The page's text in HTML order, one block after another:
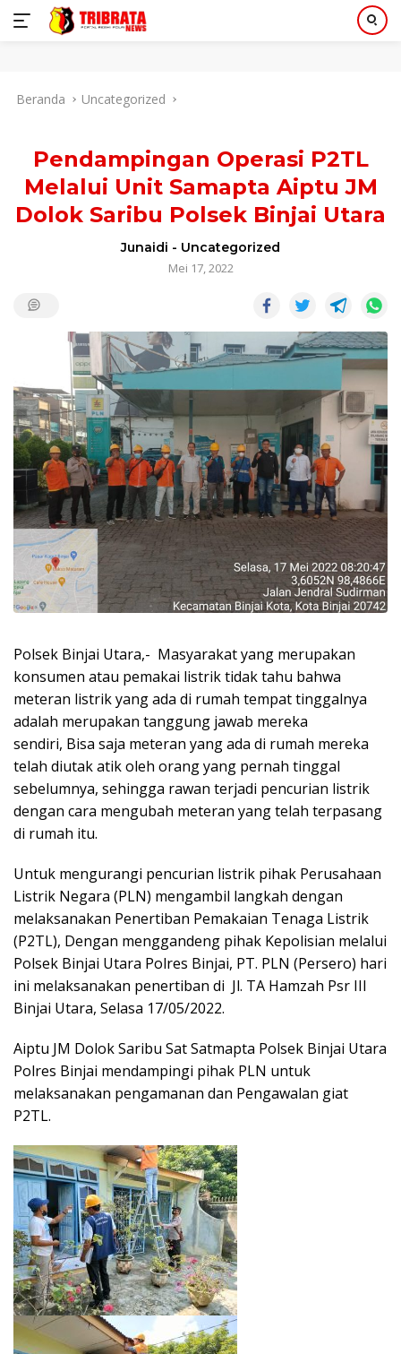
Beranda Uncategorized
Pendampingan Operasi P2TL
Melalui Unit Samapta Aiptu JM
Dolok Saribu Polsek Binjai Utara
Junaidi - Uncategorized
Mei 17, 2022
Polsek Binjai Utara,- Masyarakat yang merupakan
konsumen atau pemakai listrik tidak tahu bahwa
meteran listrik yang ada di rumah tempat tinggalnya
adalah merupakan tanggung jawab mereka
sendiri, Bisa saja meteran yang ada di rumah mereka
telah diutak atik oleh orang yang pernah tinggal
sebelumnya, sehingga rawan terjadi pencurian listrik
dengan cara mengubah meteran yang telah terpasang
di rumah itu.
Untuk mengurangi pencurian listrik pihak Perusahaan
Listrik Negara (PLN) mengambil langkah dengan
melaksanakan Penertiban Pemakaian Tenaga Listrik
(P2TL), Dengan menggandeng pihak Kepolisian melalui
Polsek Binjai Utara Polres Binjai, PT. PLN (Persero) hari
ini melaksanakan penertiban di Jl. TA Hamzah Psr III
Binjai Utara, Selasa 17/05/2022.
Aiptu JM Dolok Saribu Sat Satmapta Polsek Binjai Utara
Polres Binjai mendampingi pihak PLN untuk
melaksanakan pengamanan dan Pengawalan giat
P2TL.